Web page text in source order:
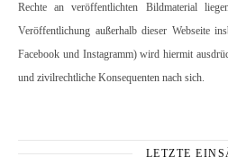
Rechte an veröffentlichten Bildmaterial
Veröffentlichung außerhalb dieser Webseite
Facebook und Instagramm) wird hiermit
und zivilrechtliche Konsequenten nach sich.
LETZTE